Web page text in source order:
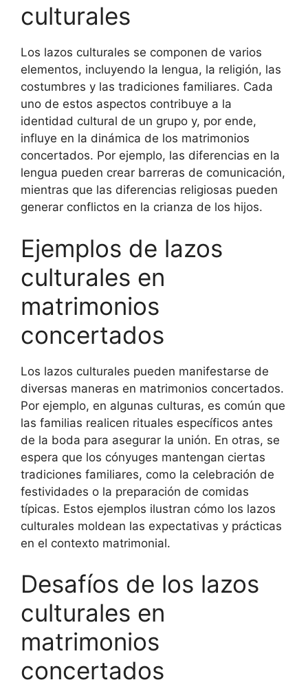
culturales
Los lazos culturales se componen de varios
elementos, incluyendo la lengua, la religión, las
costumbres y las tradiciones familiares. Cada
uno de estos aspectos contribuye a la
identidad cultural de un grupo y, por ende,
influye en la dinámica de los matrimonios
concertados. Por ejemplo, las diferencias en la
lengua pueden crear barreras de comunicación,
mientras que las diferencias religiosas pueden
generar conflictos en la crianza de los hijos.
Ejemplos de lazos
culturales en
matrimonios
concertados
Los lazos culturales pueden manifestarse de
diversas maneras en matrimonios concertados.
Por ejemplo, en algunas culturas, es común que
las familias realicen rituales específicos antes
de la boda para asegurar la unión. En otras, se
espera que los cónyuges mantengan ciertas
tradiciones familiares, como la celebración de
festividades o la preparación de comidas
típicas. Estos ejemplos ilustran cómo los lazos
culturales moldean las expectativas y prácticas
en el contexto matrimonial.
Desafíos de los lazos
culturales en
matrimonios
concertados